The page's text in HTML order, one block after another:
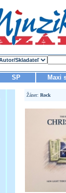
SP Maxi
Žáner: Rock